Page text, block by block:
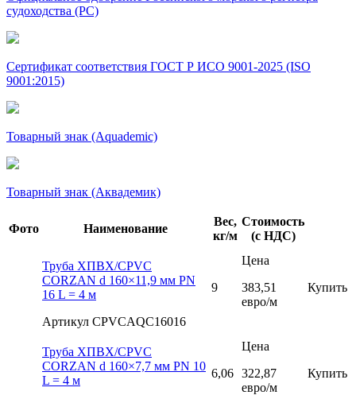
судоходства (РС)
Сертификат соответствия ГОСТ Р ИСО 9001-2025 (ISO
9001:2015)
Товарный знак (Aquademic)
Товарный знак (Аквадемик)
Фото Наименование
Вес,
кг/м
Стоимость
(с НДС)
Труба ХПВХ/CPVC
CORZAN d 160×11,9 мм PN
16 L = 4 м
Артикул CPVCAQC16016
9
Цена
383,51
евро/м
Купить
Труба ХПВХ/CPVC
CORZAN d 160×7,7 мм PN 10
L = 4 м
6,06
Цена
322,87
евро/м
Купить